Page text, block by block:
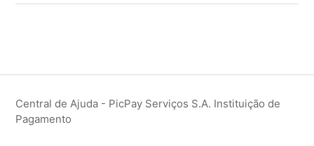
Central de Ajuda - PicPay Serviços S.A. Instituição de
Pagamento